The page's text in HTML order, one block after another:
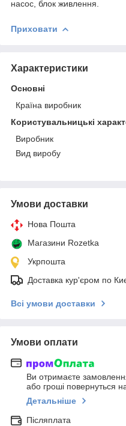
насос, блок живлення.
Приховати
Характеристики
Основні
Країна виробник
Користувальницькі
Виробник
Вид виробу
Умови доставки
Нова Пошта
Магазини Rozetka
Укрпошта
Доставка кур'єром по
Всі умови доставки
Умови оплати
Ви отримаєте
або гроші повернуться
Детальніше
Післяплата